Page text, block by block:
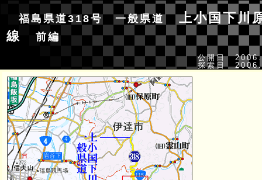
福島県道318号 一般県道上小国下川
線
前編
公開日
探索日